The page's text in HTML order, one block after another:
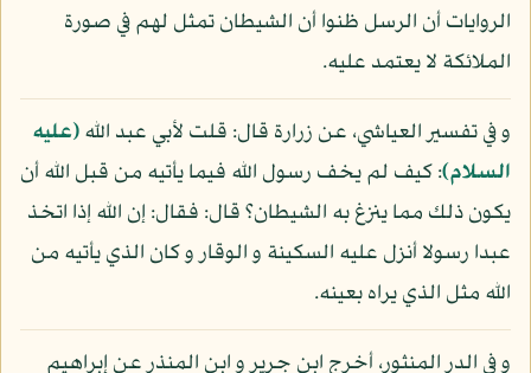
الروايات أن الرسل ظنوا أن الشيطان تمثل لهم في صورة
الملائكة لا يعتمد عليه.
و في تفسير العياشي، عن زرارة قال: قلت لأبي عبد الله(عليه
السلام): كيف لم يخف رسول الله فيما يأتيه من قبل الله أن
يكون ذلك مما ينزغ به الشيطان؟ قال: فقال: إن الله إذا اتخذ
عبدا رسولا أنزل عليه السكينة و الوقار و كان الذي يأتيه من
الله مثل الذي يراه بعينه.
و في الدر المنثور، أخرج ابن جرير و ابن المنذر عن إبراهيم